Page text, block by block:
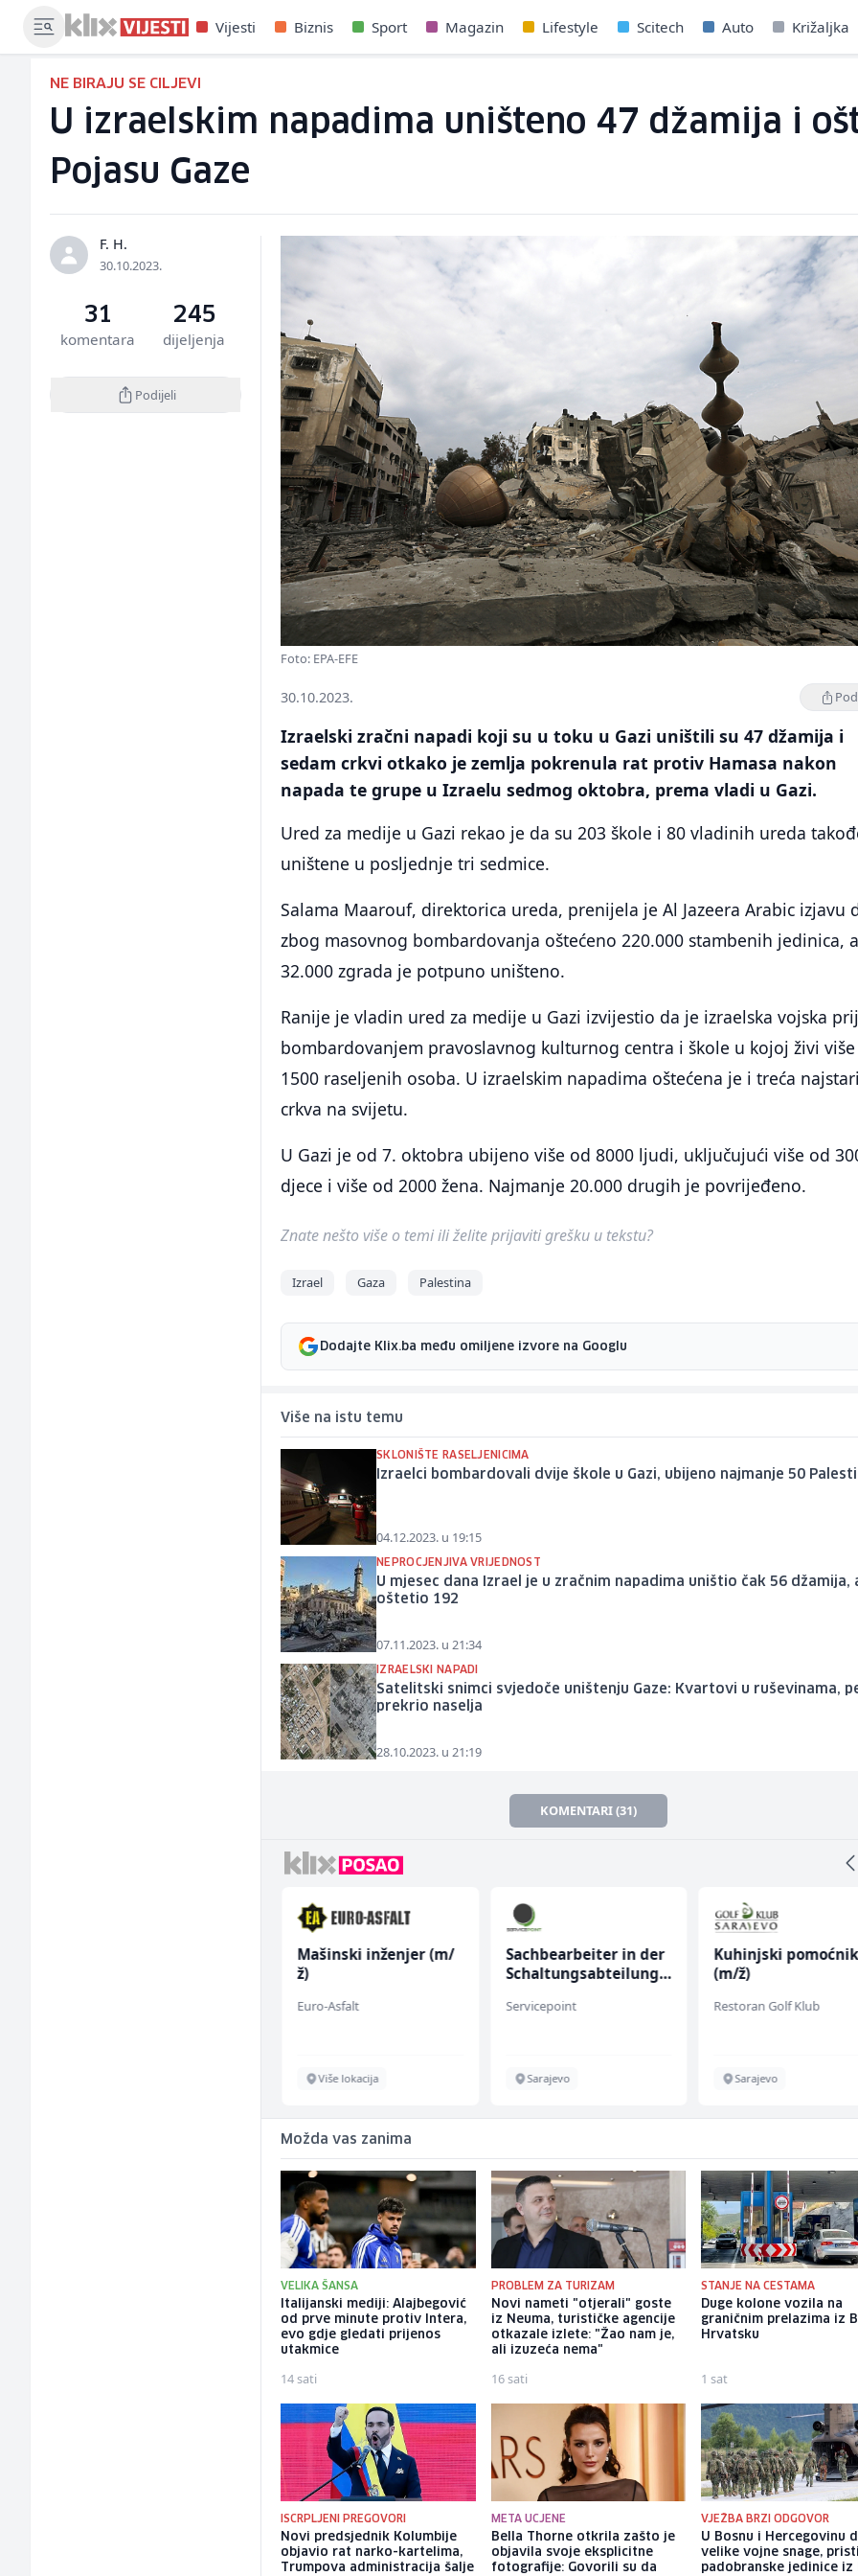
Vijesti Biznis Sport Magazin Lifestyle Scitech Auto Križaljka
NE BIRAJU SE CILJEVI
U izraelskim napadima uništeno 47 džamija i
Pojasu Gaze
F. H.
30.10.2023.
31
komentara
245
dijeljenja
Podijeli
Foto: EPA-EFE
30.10.2023.
Izraelski zračni napadi koji su u toku u Gazi uništili su 47 džamija i
sedam crkvi otkako je zemlja pokrenula rat protiv Hamasa nakon
napada te grupe u Izraelu sedmog oktobra, prema vladi u Gazi.
Ured za medije u Gazi rekao je da su 203 škole i 80 vladinih ureda
uništene u posljednje tri sedmice.
Salama Maarouf, direktorica ureda, prenijela je Al Jazeera Arabic izjavu
zbog masovnog bombardovanja oštećeno 220.000 stambenih jedinica, a
32.000 zgrada je potpuno uništeno.
Ranije je vladin ured za medije u Gazi izvijestio da je izraelska vojska
bombardovanjem pravoslavnog kulturnog centra i škole u kojoj živi
1500 raseljenih osoba. U izraelskim napadima oštećena je i treća
crkva na svijetu.
U Gazi je od 7. oktobra ubijeno više od 8000 ljudi, uključujući više od
djece i više od 2000 žena. Najmanje 20.000 drugih je povrijeđeno.
Znate nešto više o temi ili želite prijaviti grešku u tekstu?
Izrael Gaza Palestina
Dodajte Klix.ba među omiljene izvore na Googlu
Više na istu temu
SKLONIŠTE RASELJENICIMA
Izraelci bombardovali dvije škole u Gazi, ubijeno najmanje 50
04.12.2023. u 19:15
NEPROCJENJIVA VRIJEDNOST
U mjesec dana Izrael je u zračnim napadima uništio čak 56 džamija,
oštetio 192
07.11.2023. u 21:34
IZRAELSKI NAPADI
Satelitski snimci svjedoče uništenju Gaze: Kvartovi u ruševinama,
prekrio naselja
28.10.2023. u 21:19
KOMENTARI (31)
Mašinski inženjer (m/
ž)
Euro-Asfalt
Više lokacija
Sachbearbeiter in der
Schaltungsabteilung
Servicepoint
Sarajevo
Kuhinjski pomoćnik
(m/ž)
Restoran Golf Klub
Sarajevo
Možda vas zanima
VELIKA ŠANSA
Italijanski mediji: Alajbegović
od prve minute protiv Intera,
evo gdje gledati prijenos
utakmice
14 sati
PROBLEM ZA TURIZAM
Novi nameti "otjerali" goste
iz Neuma, turističke agencije
otkazale izlete: "Žao nam je,
ali izuzeća nema"
16 sati
STANJE NA CESTAMA
Duge kolone vozila na
graničnim prelazima iz
Hrvatsku
1 sat
ISCRPLJENI PREGOVORI
Novi predsjednik Kolumbije
objavio rat narko-kartelima,
Trumpova administracija šalje
META UCJENE
Bella Thorne otkrila zašto je
objavila svoje eksplicitne
fotografije: Govorili su da
VJEŽBA BRZI ODGOVOR
U Bosnu i Hercegovinu
velike vojne snage,
padobranske jedinice iz